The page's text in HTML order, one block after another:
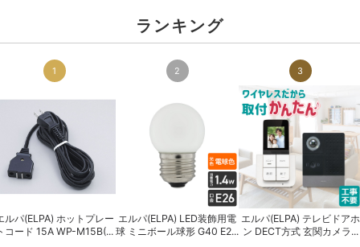
ランキング
1
ルパ(ELPA) ホットプレー
コード 15A WP-M15B(...
2
エルパ(ELPA) LED装飾用電
球 ミニボール球形 G40 E2...
3
エルパ(ELPA) テレビドアホ
ン DECT方式 玄関カメラ...